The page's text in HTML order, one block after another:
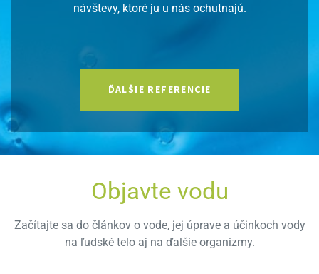
návštevy, ktoré ju u nás ochutnajú.
ĎALŠIE REFERENCIE
Objavte vodu
Začítajte sa do článkov o vode, jej úprave a účinkoch vody
na ľudské telo aj na ďalšie organizmy.